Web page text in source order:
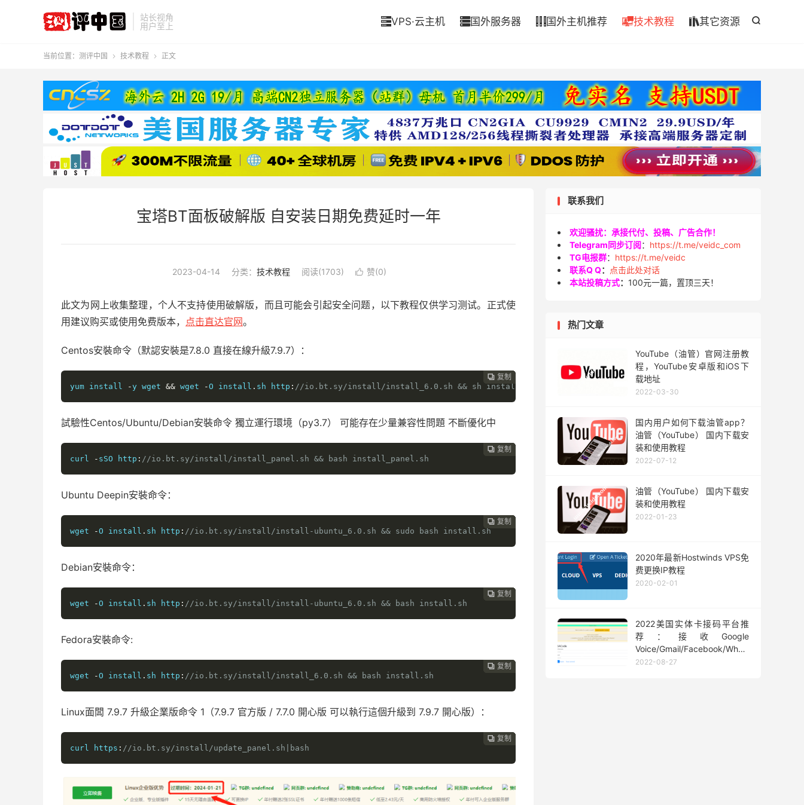
站长视角
用户至上

VPS·云主机 国外服务器  国外主机推荐 技术教程 其它资源
当前位置： 测评中国  技术教程  正文
宝塔BT面板破解版 自安装日期免费延时一年
2023-04-14 分类： 技术教程 阅读(1703)  赞(0)
此文为网上收集整理，个人不支持使用破解版，而且可能会引起安全问题，以下教程仅供学习测试。正式使
用建议购买或使用免费版本， 点击直达官网。
Centos安裝命令（默認安裝是7.8.0 直接在線升級7.9.7）：
 复制
 复制
 复制
 复制
 复制
 复制
 复制
 复制
yum install
-y wget && wget -O install . sh http : //io.bt.sy/install/install_6.0.sh && sh install.sh
試驗性Centos/Ubuntu/Debian安裝命令 獨立運行環境（py3.7） 可能存在少量兼容性問題 不斷優化中
 复制
 复制
 复制
 复制
 复制
 复制
 复制
curl
- sSO http : //io.bt.sy/install/install_panel.sh && bash install_panel.sh
Ubuntu Deepin安裝命令：
 复制
 复制
 复制
 复制
 复制
 复制
wget
-O install . sh http : //io.bt.sy/install/install-ubuntu_6.0.sh && sudo bash install.sh
Debian安裝命令：
 复制
 复制
 复制
 复制
 复制
wget
-O install . sh http : //io.bt.sy/install/install-ubuntu_6.0.sh && bash install.sh
Fedora安裝命令:
 复制
 复制
 复制
 复制
wget
-O install . sh http : //io.bt.sy/install/install_6.0.sh && bash install.sh
Linux面闆 7.9.7 升級企業版命令 1（7.9.7 官方版 / 7.7.0 開心版 可以執行這個升級到 7.9.7 開心版）：
 复制
 复制
 复制
curl https : //io.bt.sy/install/update_panel.sh|bash
联系我们
欢迎骚扰：承接代付、投稿、广告合作！
Telegram同步订阅： https://t.me/veidc_com
TG电报群： https://t.me/veidc
联系Q Q：
点击此处对话
本站投稿方式： 100元一篇，置顶三天！
热门文章
YouTube（油管）官网注册教
程，YouTube安卓版和iOS下
载地址
2022-03-30
国内用户如何下载油管app？
油管（YouTube） 国内下载安
装和使用教程
2022-07-12
油管（YouTube） 国内下载安
装和使用教程
2022-01-23
2020年最新Hostwinds VPS免
费更换IP教程
2020-02-01
2022美国实体卡接码平台推
荐：接收Google
Voice/Gmail/Facebook/Whatsapp
等短信验证码
2022-08-27